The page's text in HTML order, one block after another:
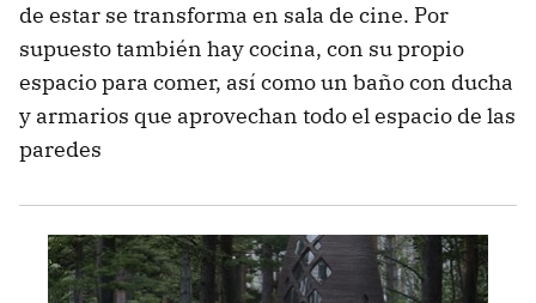
de estar se transforma en sala de cine. Por
supuesto también hay cocina, con su propio
espacio para comer, así como un baño con ducha
y armarios que aprovechan todo el espacio de las
paredes